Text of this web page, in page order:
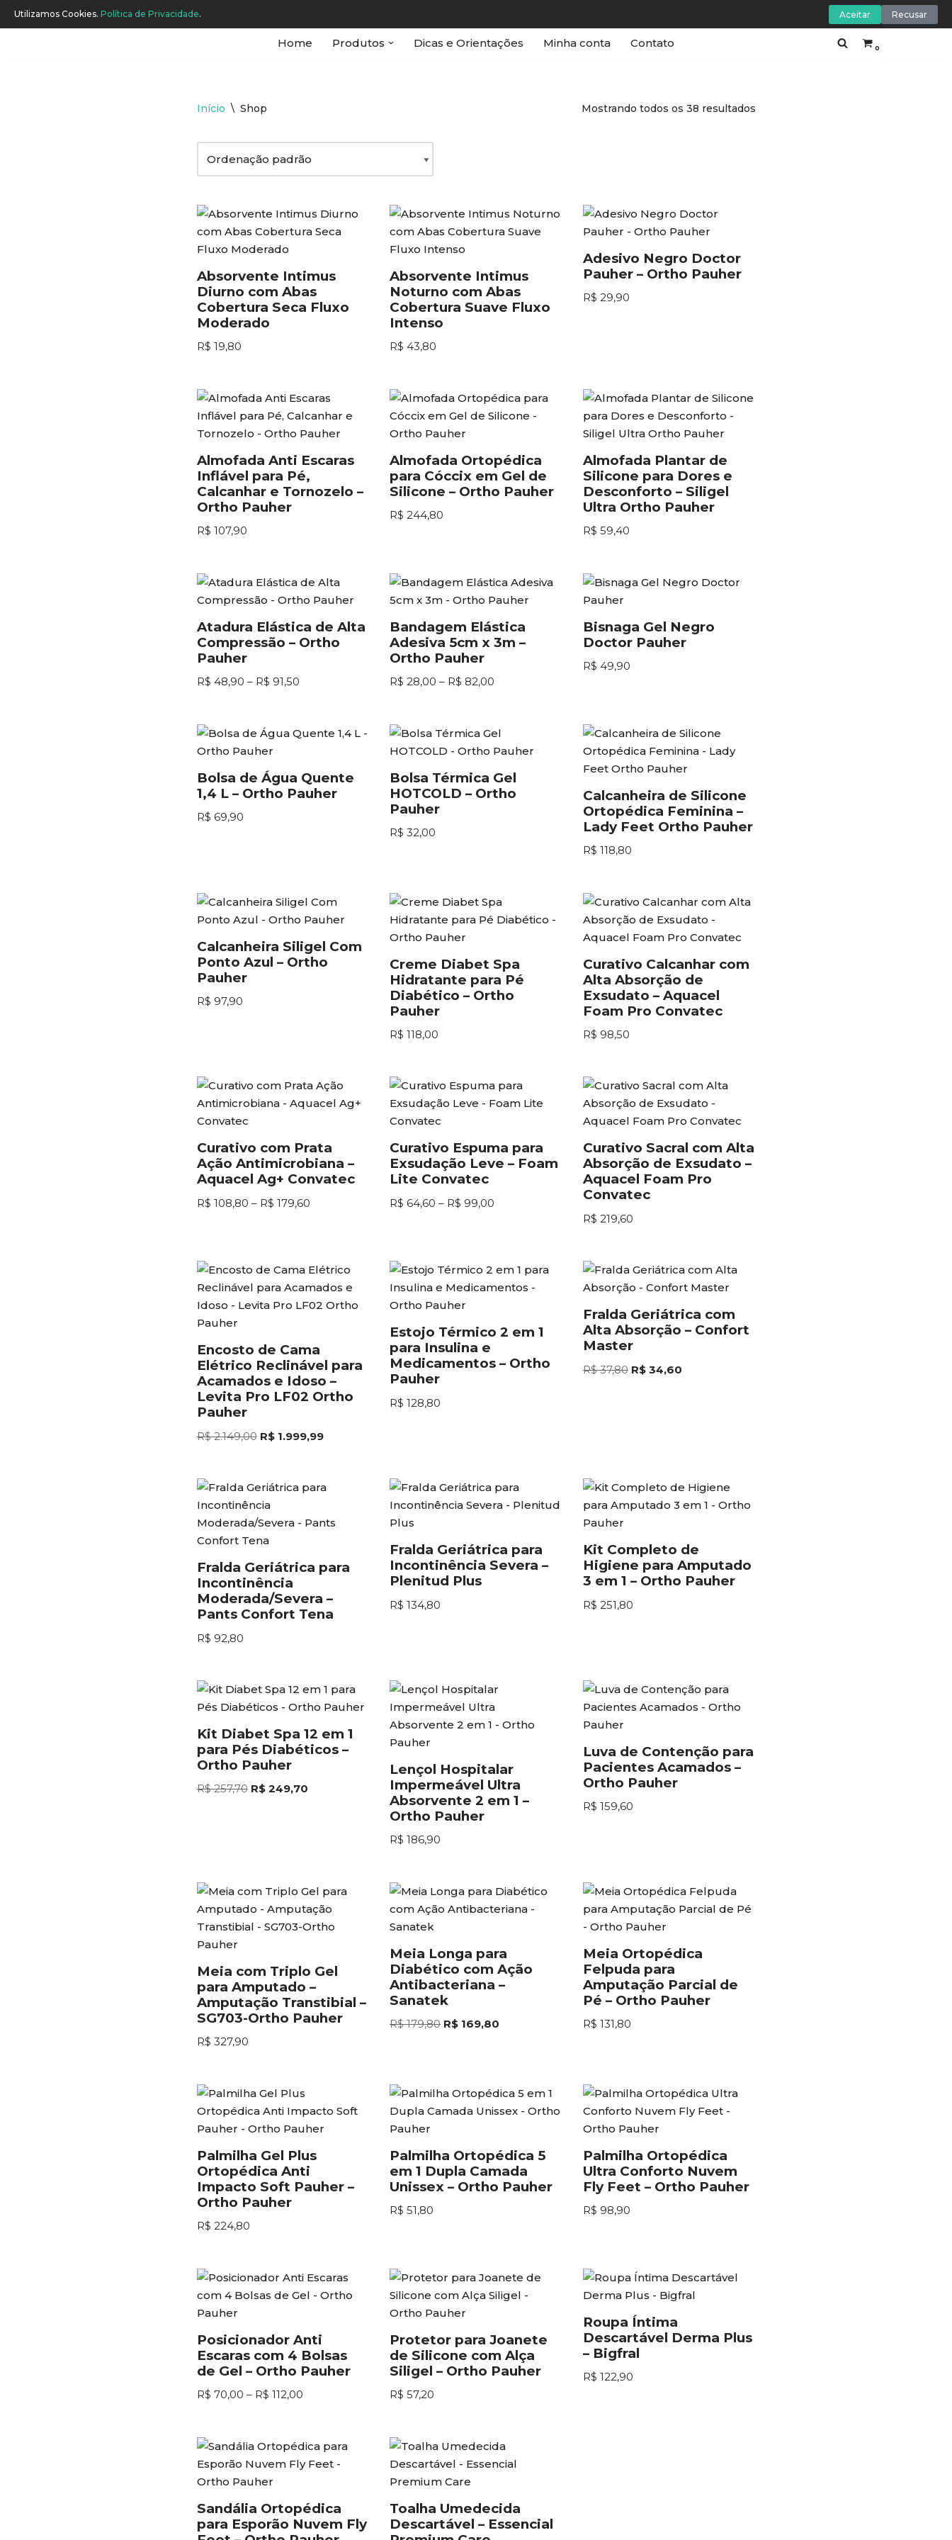
Home Produtos Dicas e Orientações Minha conta Contato 0
Início \ Shop Mostrando todos os 38 resultados
Absorvente Intimus
Diurno com Abas
Cobertura Seca Fluxo
Moderado
R$ 19,80
Absorvente Intimus
Noturno com Abas
Cobertura Suave Fluxo
Intenso
R$ 43,80
Adesivo Negro Doctor
Pauher – Ortho Pauher
R$ 29,90
Almofada Anti Escaras
Inflável para Pé,
Calcanhar e Tornozelo –
Ortho Pauher
R$ 107,90
Almofada Ortopédica
para Cóccix em Gel de
Silicone – Ortho Pauher
R$ 244,80
Almofada Plantar de
Silicone para Dores e
Desconforto – Siligel
Ultra Ortho Pauher
R$ 59,40
Atadura Elástica de Alta
Compressão – Ortho
Pauher
R$ 48,90 – R$ 91,50
Bandagem Elástica
Adesiva 5cm x 3m –
Ortho Pauher
R$ 28,00 – R$ 82,00
Bisnaga Gel Negro
Doctor Pauher
R$ 49,90
Bolsa de Água Quente
1,4 L – Ortho Pauher
R$ 69,90
Bolsa Térmica Gel
HOTCOLD – Ortho
Pauher
R$ 32,00
Calcanheira de Silicone
Ortopédica Feminina –
Lady Feet Ortho Pauher
R$ 118,80
Calcanheira Siligel Com
Ponto Azul – Ortho
Pauher
R$ 97,90
Creme Diabet Spa
Hidratante para Pé
Diabético – Ortho
Pauher
R$ 118,00
Curativo Calcanhar com
Alta Absorção de
Exsudato – Aquacel
Foam Pro Convatec
R$ 98,50
Curativo com Prata
Ação Antimicrobiana –
Aquacel Ag+ Convatec
R$ 108,80 – R$ 179,60
Curativo Espuma para
Exsudação Leve – Foam
Lite Convatec
R$ 64,60 – R$ 99,00
Curativo Sacral com Alta
Absorção de Exsudato –
Aquacel Foam Pro
Convatec
R$ 219,60
Encosto de Cama
Elétrico Reclinável para
Acamados e Idoso –
Levita Pro LF02 Ortho
Pauher
R$2.149,00 R$1.999,99
Estojo Térmico 2 em 1
para Insulina e
Medicamentos – Ortho
Pauher
R$ 128,80
Fralda Geriátrica com
Alta Absorção – Confort
Master
R$37,80 R$34,60
Fralda Geriátrica para
Incontinência
Moderada/Severa –
Pants Confort Tena
R$ 92,80
Fralda Geriátrica para
Incontinência Severa –
Plenitud Plus
R$ 134,80
Kit Completo de
Higiene para Amputado
3 em 1 – Ortho Pauher
R$ 251,80
Kit Diabet Spa 12 em 1
para Pés Diabéticos –
Ortho Pauher
R$257,70 R$249,70
Lençol Hospitalar
Impermeável Ultra
Absorvente 2 em 1 –
Ortho Pauher
R$ 186,90
Luva de Contenção para
Pacientes Acamados –
Ortho Pauher
R$ 159,60
Meia com Triplo Gel
para Amputado –
Amputação Transtibial –
SG703-Ortho Pauher
R$ 327,90
Meia Longa para
Diabético com Ação
Antibacteriana –
Sanatek
R$179,80 R$ 169,80
Meia Ortopédica
Felpuda para
Amputação Parcial de
Pé – Ortho Pauher
R$ 131,80
Palmilha Gel Plus
Ortopédica Anti
Impacto Soft Pauher –
Ortho Pauher
R$ 224,80
Palmilha Ortopédica 5
em 1 Dupla Camada
Unissex – Ortho Pauher
R$ 51,80
Palmilha Ortopédica
Ultra Conforto Nuvem
Fly Feet – Ortho Pauher
R$ 98,90
Posicionador Anti
Escaras com 4 Bolsas
de Gel – Ortho Pauher
R$ 70,00 – R$ 112,00
Protetor para Joanete
de Silicone com Alça
Siligel – Ortho Pauher
R$ 57,20
Roupa Íntima
Descartável Derma Plus
– Bigfral
R$ 122,90
Sandália Ortopédica
para Esporão Nuvem Fly
Toalha Umedecida
Descartável – Essencial
Utilizamos Cookies. Política de Privacidade. Aceitar Recusar